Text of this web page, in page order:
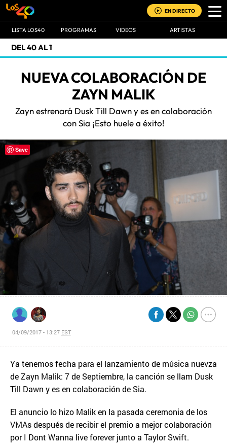
EN DIRECTO
LISTA LOS40 PROGRAMAS VIDEOS ARTISTAS
DEL 40 AL 1
NUEVA COLABORACIÓN DE
ZAYN MALIK
Zayn estrenará Dusk Till Dawn y es en colaboración
con Sia ¡Esto huele a éxito!
04/09/2017 - 13:27 EST
Ya tenemos fecha para el lanzamiento de música nuevza
de Zayn Malik: 7 de Septiembre, la canción se llam Dusk
Till Dawn y es en colaboración de Sia.
El anuncio lo hizo Malik en la pasada ceremonia de los
VMAs después de recibir el premio a mejor colaboración
por I Dont Wanna live forever junto a Taylor Swift.
Save